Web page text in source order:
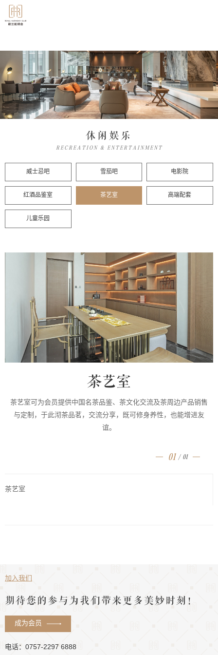
休闲娱乐
RECREATION & ENTERTAINMENT
威士忌吧 雪茄吧 电影院
红酒品鉴室 茶艺室 高端配套
儿童乐园
茶艺室
茶艺室可为会员提供中国名茶品鉴、茶文化交流及茶周边产品销售
与定制，于此沏茶品茗，交流分享，既可修身养性，也能增进友
谊。
01 / 01
茶艺室
加入我们
期待您的参与为我们带来更多美妙时刻！
成为会员
电话：0757-2297 6888